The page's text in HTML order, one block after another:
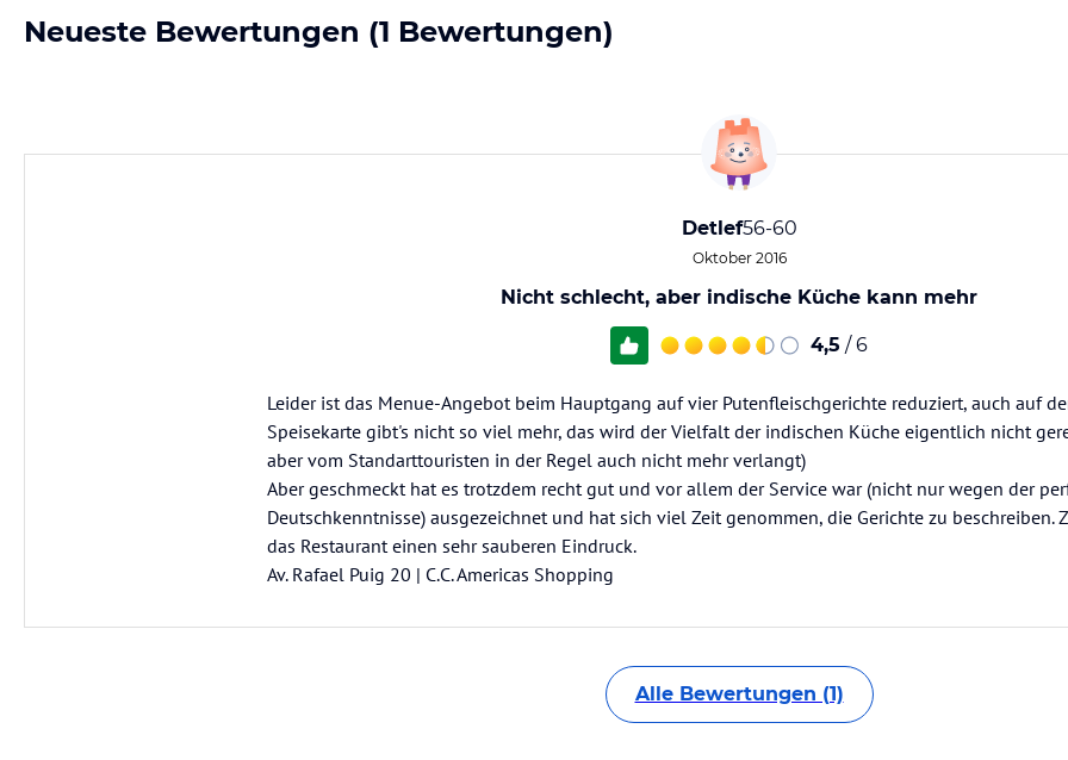
Neueste Bewertungen (1 Bewertungen)
Detlef56-60
Oktober 2016
Nicht schlecht, aber indische Küche kann mehr
4,5 / 6
Leider ist das Menue-Angebot beim Hauptgang auf vier Putenfleischgerichte reduziert, auch auf
Speisekarte gibt's nicht so viel mehr, das wird der Vielfalt der indischen Küche eigentlich nicht
aber vom Standarttouristen in der Regel auch nicht mehr verlangt)
Aber geschmeckt hat es trotzdem recht gut und vor allem der Service war (nicht nur wegen der
Deutschkenntnisse) ausgezeichnet und hat sich viel Zeit genommen, die Gerichte zu beschreiben.
das Restaurant einen sehr sauberen Eindruck.
Av. Rafael Puig 20 | C.C. Americas Shopping
Alle Bewertungen (1)